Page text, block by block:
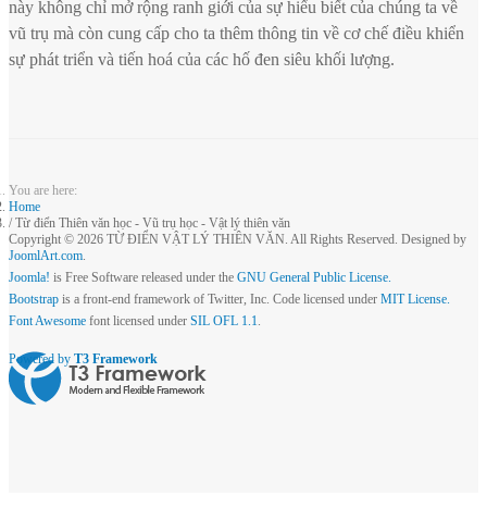
này không chỉ mở rộng ranh giới của sự hiểu biết của chúng ta về
vũ trụ mà còn cung cấp cho ta thêm thông tin về cơ chế điều khiển
sự phát triển và tiến hoá của các hố đen siêu khối lượng.
You are here:
Home
Từ điển Thiên văn học - Vũ trụ học - Vật lý thiên văn
Copyright © 2026 TỪ ĐIỂN VẬT LÝ THIÊN VĂN. All Rights Reserved. Designed by
JoomlArt.com
Joomla! is Free Software released under the GNU General Public License.
Bootstrap is a front-end framework of Twitter, Inc. Code licensed under MIT License.
Font Awesome font licensed under SIL OFL 1.1
Powered by T3 Framework